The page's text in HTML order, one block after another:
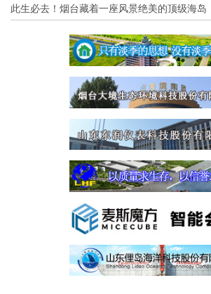
此生必去！烟台藏着一座风景绝美的顶级海岛